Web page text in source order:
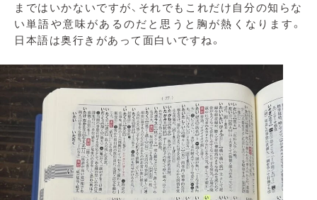
まではいかないですが、それでもこれだけ自分の知らな
い単語や意味があるのだと思うと胸が熱くなります。
日本語は奥行きがあって面白いですね。